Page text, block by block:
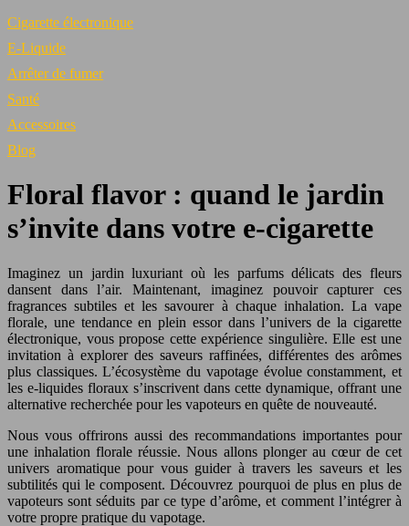
Cigarette électronique
E-Liquide
Arrêter de fumer
Santé
Accessoires
Blog
Floral flavor : quand le jardin
s’invite dans votre e-cigarette
Imaginez un jardin luxuriant où les parfums délicats des fleurs
dansent dans l’air. Maintenant, imaginez pouvoir capturer ces
fragrances subtiles et les savourer à chaque inhalation. La vape
florale, une tendance en plein essor dans l’univers de la cigarette
électronique, vous propose cette expérience singulière. Elle est une
invitation à explorer des saveurs raffinées, différentes des arômes
plus classiques. L’écosystème du vapotage évolue constamment, et
les e-liquides floraux s’inscrivent dans cette dynamique, offrant une
alternative recherchée pour les vapoteurs en quête de nouveauté.
Nous vous offrirons aussi des recommandations importantes pour
une inhalation florale réussie. Nous allons plonger au cœur de cet
univers aromatique pour vous guider à travers les saveurs et les
subtilités qui le composent. Découvrez pourquoi de plus en plus de
vapoteurs sont séduits par ce type d’arôme, et comment l’intégrer à
votre propre pratique du vapotage.